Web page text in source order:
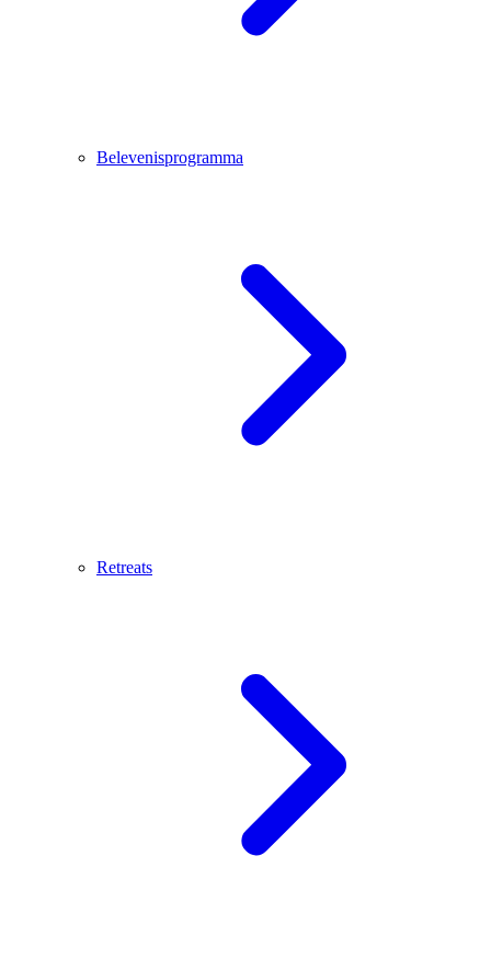
Belevenisprogramma
Retreats